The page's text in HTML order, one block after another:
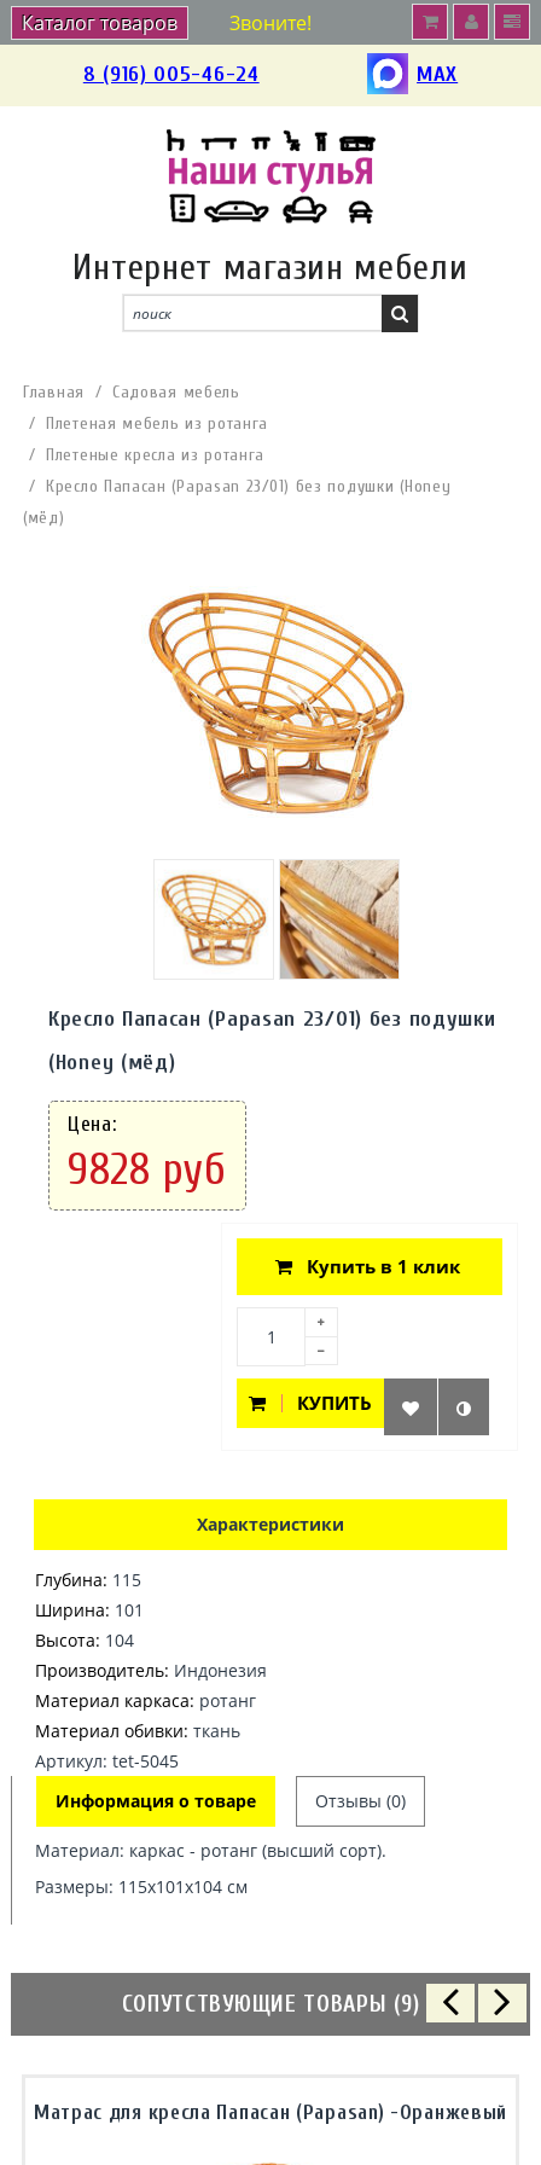
Звоните!
8 (916) 005-46-24 MAX
Интернет магазин мебели
Каталог товаров
Главная
Садовая мебель
Плетеная мебель из ротанга
Плетеные кресла из ротанга
Кресло Папасан (Papasan 23/01) без подушки (Honey
(мёд)
Кресло Папасан (Papasan 23/01) без подушки
(Honey (мёд)
Цена:
9828 руб
Купить в 1 клик
КУПИТЬ
Характеристики
Глубина: 115
Ширина: 101
Высота: 104
Производитель: Индонезия
Материал каркаса: ротанг
Материал обивки: ткань
Артикул: tet-5045
Информация о товаре
Отзывы (0)
Материал: каркас - ротанг (высший сорт).
Размеры: 115х101х104 см
СОПУТСТВУЮЩИЕ ТОВАРЫ (9)
Матрас для кресла Папасан (Papasan) -Оранжевый